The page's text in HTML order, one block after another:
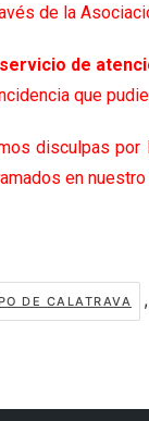
de la
de
que
disculpas
en nuestro
DE CALATRAVA ,